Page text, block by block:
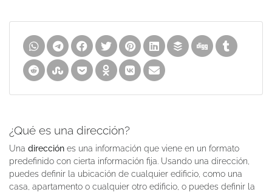
¿Qué es una dirección?
Una dirección es una información que viene en un formato
predefinido con cierta información fija. Usando una dirección,
puedes definir la ubicación de cualquier edificio, como una
casa, apartamento o cualquier otro edificio, o puedes definir la